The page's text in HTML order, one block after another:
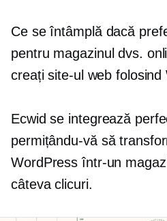
Ce se întâmplă dacă
pentru magazinul dvs.
creați site-ul web folosind
Ecwid se integrează
permițându-vă să
WordPress într-un
câteva clicuri.